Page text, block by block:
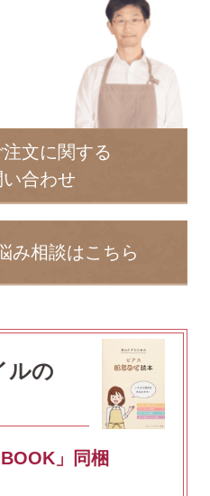
文に関する
い合わせ
み相談はこちら
ルの
」同梱